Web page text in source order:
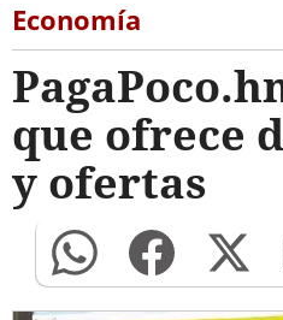
Economía
que ofrece
y ofertas